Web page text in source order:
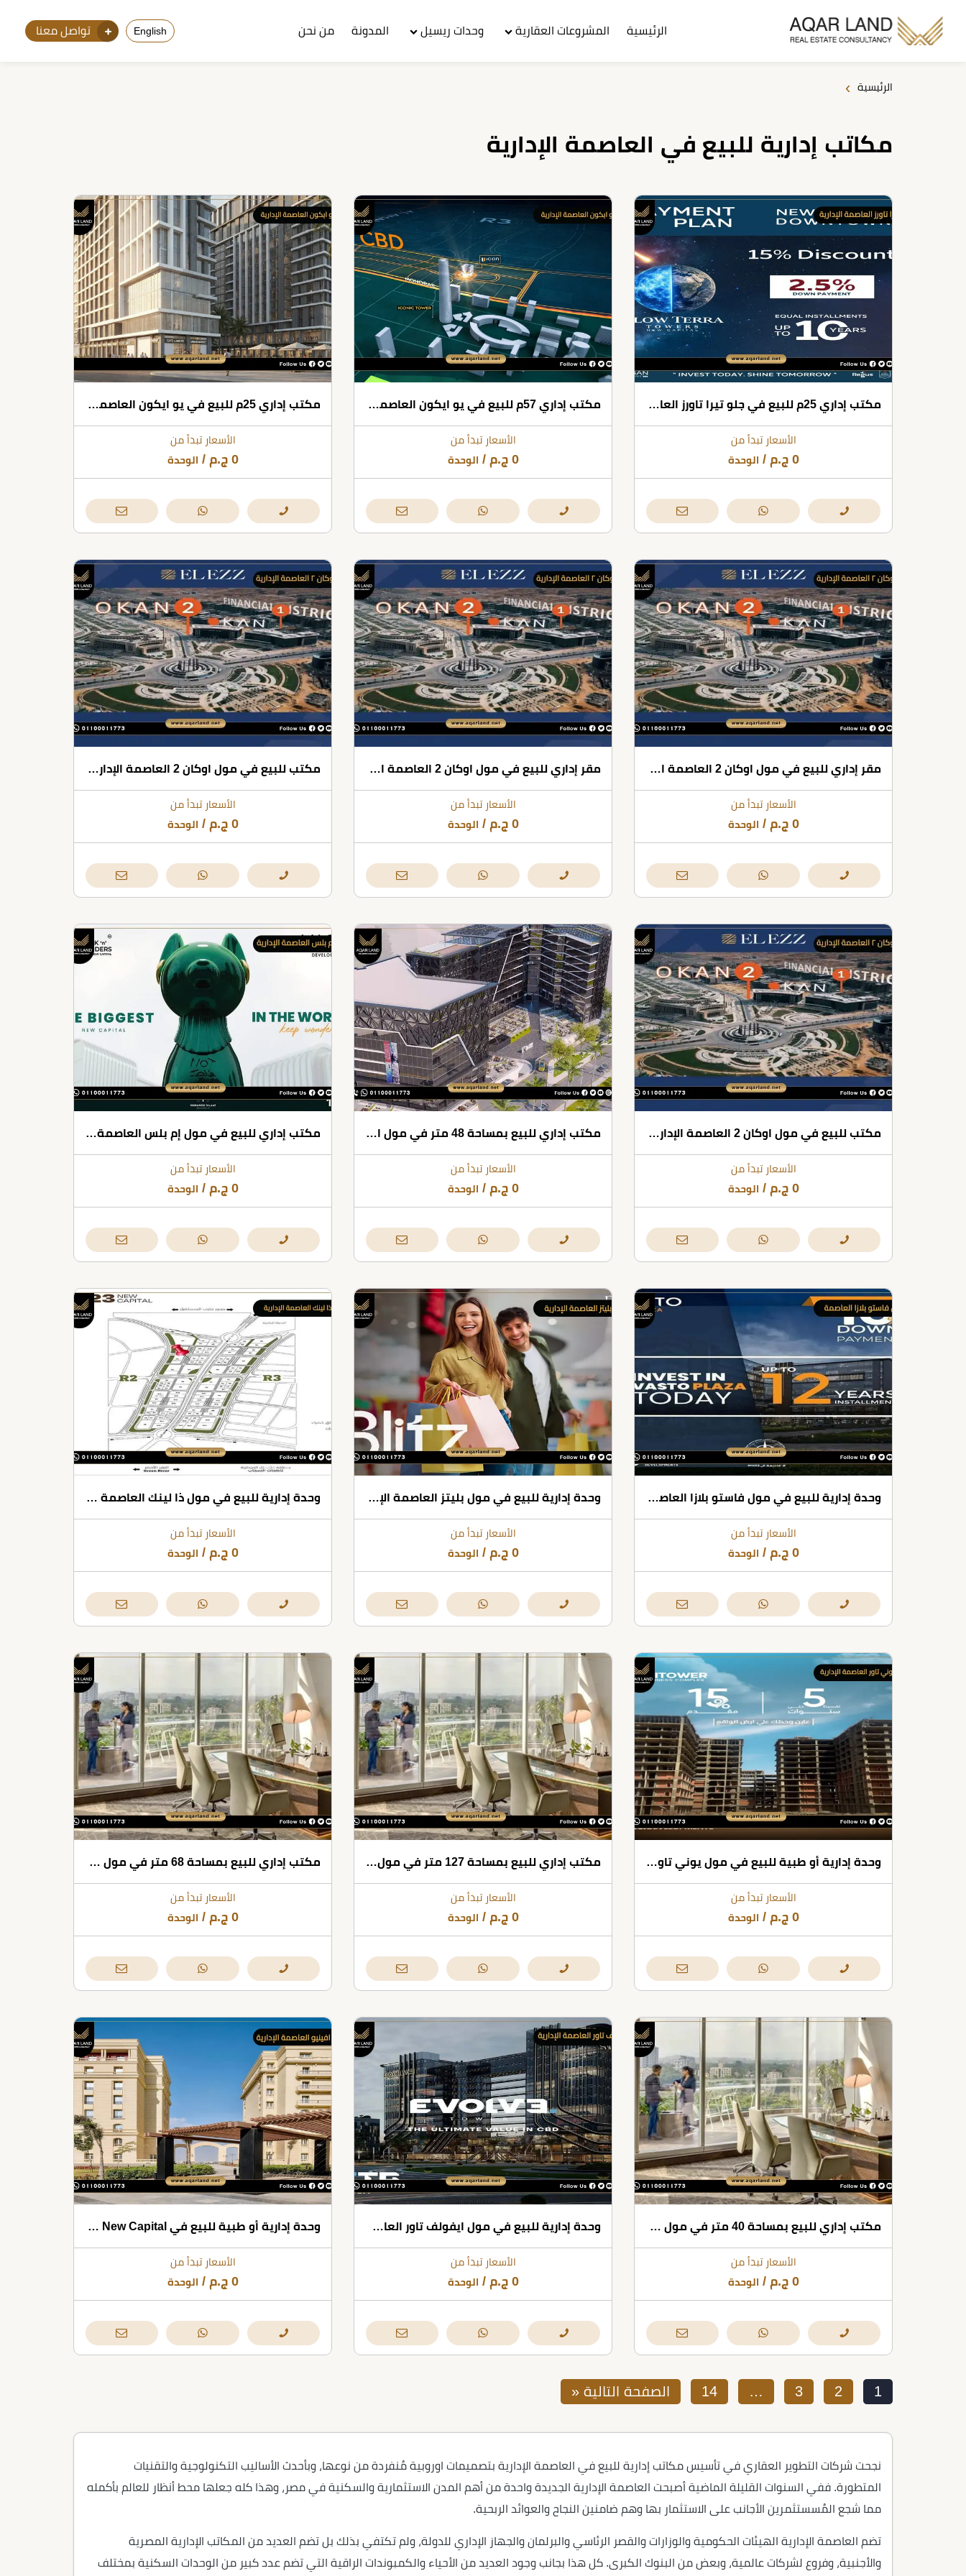
الرئيسية المشروعات العقارية وحدات ريسيل المدونة من نحن English تواصل معنا
الرئيسية ›
مكاتب إدارية للبيع في العاصمة الإدارية
مكتب إداري 25م للبيع في جلو تيرا تاورز العاصمة الإدارية
الأسعار تبدأ من
0 ج.م / الوحدة
مكتب إداري 57م للبيع في يو ايكون العاصمة الإدارية
الأسعار تبدأ من
0 ج.م / الوحدة
مكتب إداري 25م للبيع في يو ايكون العاصمة الإدارية
الأسعار تبدأ من
0 ج.م / الوحدة
مقر إداري للبيع في مول اوكان 2 العاصمة الإدارية بمساحة 150 متر مربع
الأسعار تبدأ من
0 ج.م / الوحدة
مقر إداري للبيع في مول اوكان 2 العاصمة الإدارية بمساحة 90 متر مربع
الأسعار تبدأ من
0 ج.م / الوحدة
مكتب للبيع في مول اوكان 2 العاصمة الإدارية بمساحة 65 متر مربع
الأسعار تبدأ من
0 ج.م / الوحدة
مكتب للبيع في مول اوكان 2 العاصمة الإدارية بمساحة 38 متر مربع
الأسعار تبدأ من
0 ج.م / الوحدة
مكتب إداري للبيع بمساحة 48 متر في مول ايليت العاصمة الإدارية
الأسعار تبدأ من
0 ج.م / الوحدة
مكتب إداري للبيع في مول إم بلس العاصمة الإدارية بمساحات تبدأ من 36 متر مربع وحتى 100 متر مربع
الأسعار تبدأ من
0 ج.م / الوحدة
وحدة إدارية للبيع في مول فاستو بلازا العاصمة الإدارية بمساحات تبدأ من 38 متر مربع
الأسعار تبدأ من
0 ج.م / الوحدة
وحدة إدارية للبيع في مول بليتز العاصمة الإدارية بمساحات تبدأ من 25 متر مربع
الأسعار تبدأ من
0 ج.م / الوحدة
وحدة إدارية للبيع في مول ذا لينك العاصمة الإدارية بمساحات تبدأ من 32 متر مربع
الأسعار تبدأ من
0 ج.م / الوحدة
وحدة إدارية أو طبية للبيع في مول يوني تاور العاصمة الإدارية بمساحات تبدأ من 30 متر مربع
الأسعار تبدأ من
0 ج.م / الوحدة
مكتب إداري للبيع بمساحة 127 متر في مول فن سكوير العاصمة الإدارية الجديدة
الأسعار تبدأ من
0 ج.م / الوحدة
مكتب إداري للبيع بمساحة 68 متر في مول فن سكوير العاصمة الإدارية الجديدة
الأسعار تبدأ من
0 ج.م / الوحدة
مكتب إداري للبيع بمساحة 40 متر في مول فن سكوير العاصمة الإدارية الجديدة
الأسعار تبدأ من
0 ج.م / الوحدة
وحدة إدارية للبيع في مول ايفولف تاور العاصمة الإدارية بمساحات تبدأ من 28 متر مربع
الأسعار تبدأ من
0 ج.م / الوحدة
وحدة إدارية أو طبية للبيع في Avenue Walk New Capital بمساحات تبدأ من 151 متر مربع
الأسعار تبدأ من
0 ج.م / الوحدة
1
2
3
…
14 الصفحة التالية «
نجحت شركات التطوير العقاري في تأسيس مكاتب إدارية للبيع في العاصمة الإدارية بتصميمات اوروبية مُنفردة من نوعها، وبأحدث الأساليب التكنولوجية والتقنيات
المتطورة. ففي السنوات القليلة الماضية أصبحت العاصمة الإدارية الجديدة واحدة من أهم المدن الاستثمارية والسكنية في مصر، وهذا كله جعلها محط أنظار للعالم بأكمله
مما شجع المُسستثمرين الأجانب على الاستثمار بها وهم ضامنين النجاح والعوائد الربحية.
تضم العاصمة الإدارية الهيئات الحكومية والوزارات والقصر الرئاسي والبرلمان والجهاز الإداري للدولة، ولم تكتفي بذلك بل تضم العديد من المكاتب الإدارية المصرية
والأجنبية، وفروع لشركات عالمية، وبعض من البنوك الكبرى. كل هذا بجانب وجود العديد من الأحياء والكمبوندات الراقية التي تضم عدد كبير من الوحدات السكنية بمختلف